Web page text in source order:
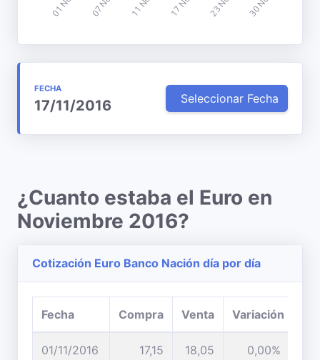
FECHA
17/11/2016 Seleccionar Fecha
¿Cuanto estaba el Euro en
Noviembre 2016?
Cotización Euro Banco Nación día por día
Fecha Compra Venta Variación
01/11/2016 17,15 18,05 0,00%